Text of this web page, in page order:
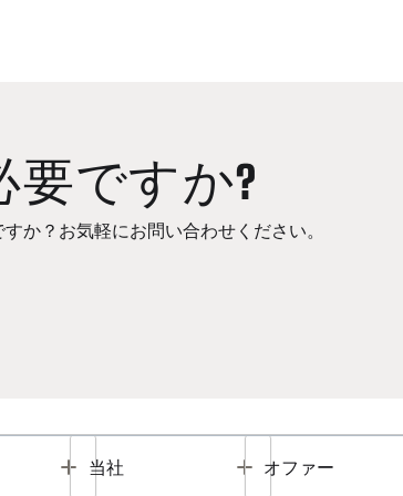
要ですか?
か？お気軽にお問い合わせください。
Toggle
当社 Toggle
オファー